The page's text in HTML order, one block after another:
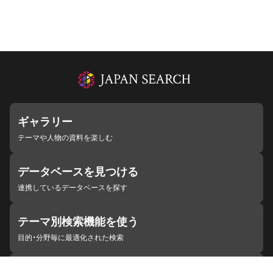
ギャラリー
テーマや人物の資料を楽しむ
データベースを見つける
連携しているデータベースを探す
テーマ別検索機能を使う
目的・分野毎に最適化された検索